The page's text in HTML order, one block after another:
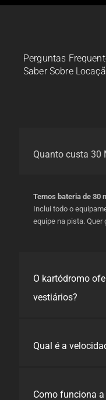
Perguntas
Saber Sobre
Quanto custa 30
Temos bateria de 30
Inclui todo o
equipe na pista. Quer
O kartódromo
vestiários?
Qual é a
Como funciona